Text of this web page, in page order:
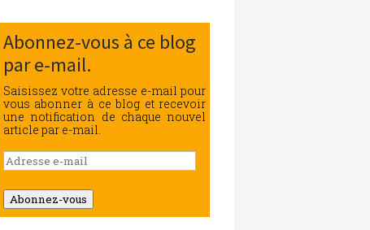
Abonnez-vous à ce blog
par e-mail.
Saisissez votre adresse e-mail pour
vous abonner à ce blog et recevoir
une notification de chaque nouvel
article par e-mail.
Adresse
e-
mail
Abonnez-vous